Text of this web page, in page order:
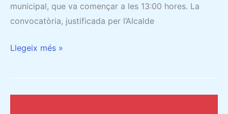
municipal, que va començar a les 13:00 hores. La
convocatòria, justificada per l’Alcalde
Llegeix més »